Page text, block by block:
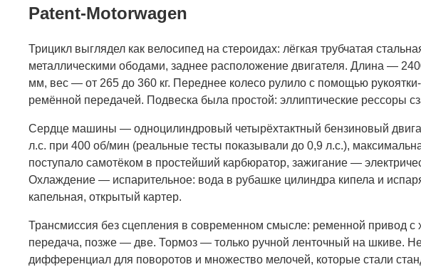
Patent-Motorwagen
Трицикл выглядел как велосипед на стероидах: лёгкая трубчатая
металлическими ободами, заднее расположение двигателя. Длина —
мм, вес — от 265 до 360 кг. Переднее колесо рулило с помощью
ремённой передачей. Подвеска была простой: эллиптические рессоры
Сердце машины — одноцилиндровый четырёхтактный бензиновый
л.с. при 400 об/мин (реальные тесты показывали до 0,9 л.с.),
поступало самотёком в простейший карбюратор, зажигание —
Охлаждение — испарительное: вода в рубашке цилиндра кипела и
капельная, открытый картер.
Трансмиссия без сцепления в современном смысле: ременной привод
передача, позже — две. Тормоз — только ручной ленточный на шкиве.
дифференциал для поворотов и множество мелочей, которые стали